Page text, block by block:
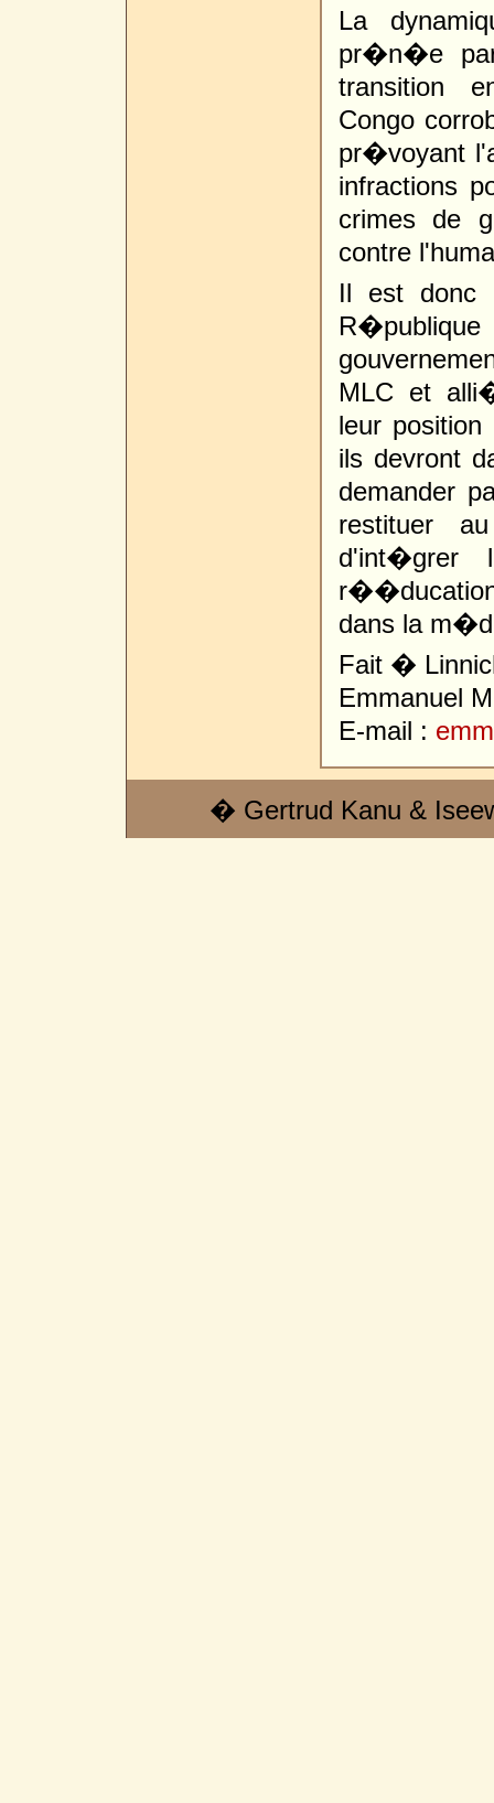
La
pr�n�e
transition
Congo
pr�voyant
infractions
crimes de
contre
Il est donc
MLC et
leur
ils devront
demander
restituer
d'int�grer
r��ducation
dans la
Fait �
Emmanuel
E-mail :
� Gertrud Kanu &